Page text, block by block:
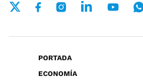
PORTADA
ECONOMÍA